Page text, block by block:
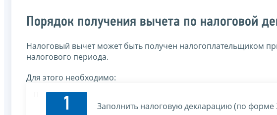
Порядок получения вычета по налоговой
Налоговый вычет может быть получен налогоплательщиком
налогового периода.
Для этого необходимо:
1 Заполнить налоговую декларацию (по